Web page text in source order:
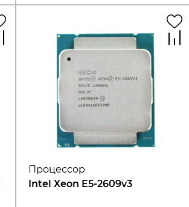
Процессор
Intel Xeon E5-2609v3